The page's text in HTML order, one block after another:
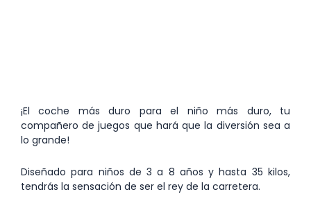
¡El coche más duro para el niño más duro, tu
compañero de juegos que hará que la diversión sea a
lo grande!
Diseñado para niños de 3 a 8 años y hasta 35 kilos,
tendrás la sensación de ser el rey de la carretera.